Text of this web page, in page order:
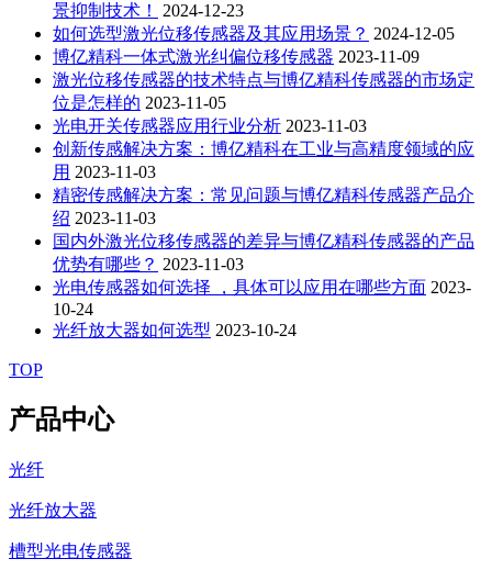
景抑制技术！
2024-12-23
如何选型激光位移传感器及其应用场景？ 2024-12-05
博亿精科一体式激光纠偏位移传感器 2023-11-09
激光位移传感器的技术特点与博亿精科传感器的市场定
位是怎样的 2023-11-05
光电开关传感器应用行业分析 2023-11-03
创新传感解决方案：博亿精科在工业与高精度领域的应
用 2023-11-03
精密传感解决方案：常见问题与博亿精科传感器产品介
绍 2023-11-03
国内外激光位移传感器的差异与博亿精科传感器的产品
优势有哪些？ 2023-11-03
光电传感器如何选择 ，具体可以应用在哪些方面 2023-
10-24
光纤放大器如何选型 2023-10-24
TOP
产品中心
光纤
光纤放大器
槽型光电传感器